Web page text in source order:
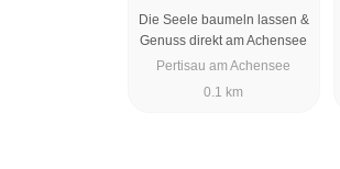
Die Seele baumeln lassen &
Genuss direkt am Achensee
Pertisau am Achensee
0.1 km